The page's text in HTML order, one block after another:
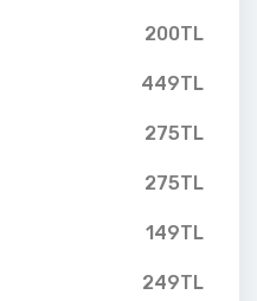
200TL
449TL
275TL
275TL
149TL
249TL